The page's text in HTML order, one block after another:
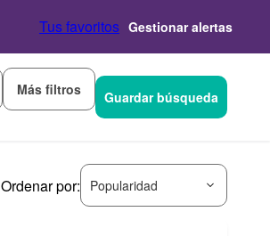
Tus favoritos Gestionar alertas
Más filtros Guardar búsqueda
Ordenar por: Popularidad